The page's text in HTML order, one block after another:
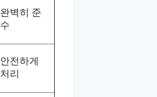
완벽히 준
수
안전하게
처리